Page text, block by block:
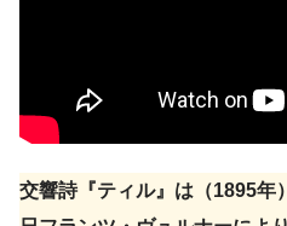
交響詩『ティル』は（1895年